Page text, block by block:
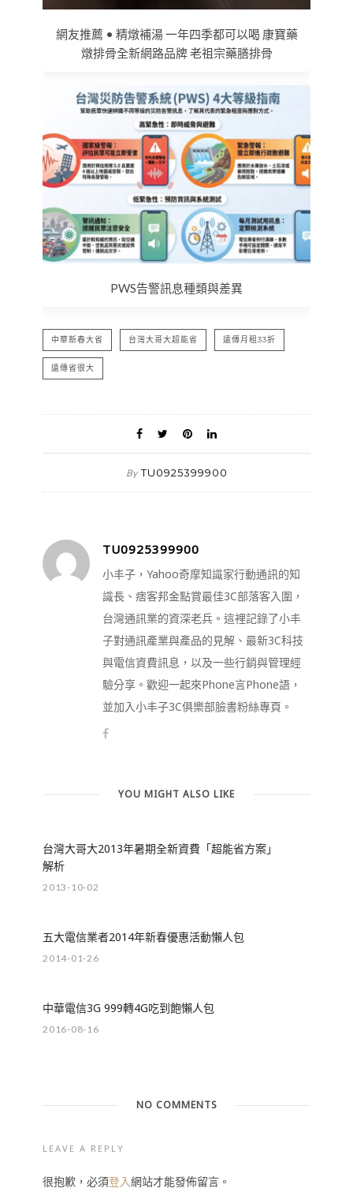
網友推薦 • 精燉補湯 一年四季都可以喝 康寶藥
燉排骨全新網路品牌 老祖宗藥膳排骨
PWS告警訊息種類與差異
中華新春大省 台灣大哥大超能省 遠傳月租33折
遠傳省很大
By TU0925399900
TU0925399900
小丰子，Yahoo奇摩知識家行動通訊的知
識長、痞客邦金點賞最佳3C部落客入圍，
台灣通訊業的資深老兵。這裡記錄了小丰
子對通訊產業與產品的見解、最新3C科技
與電信資費訊息，以及一些行銷與管理經
驗分享。歡迎一起來Phone言Phone語，
並加入小丰子3C俱樂部臉書粉絲專頁。
YOU MIGHT ALSO LIKE
台灣大哥大2013年暑期全新資費「超能省方案」
解析
2013-10-02
五大電信業者2014年新春優惠活動懶人包
2014-01-26
中華電信3G 999轉4G吃到飽懶人包
2016-08-16
NO COMMENTS
LEAVE A REPLY
很抱歉，必須登入網站才能發佈留言。